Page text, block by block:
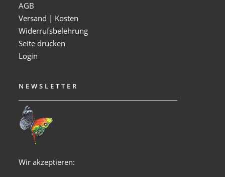
AGB
Versand | Kosten
Widerrufsbelehrung
Seite drucken
Login
NEWSLETTER
Wir akzeptieren: